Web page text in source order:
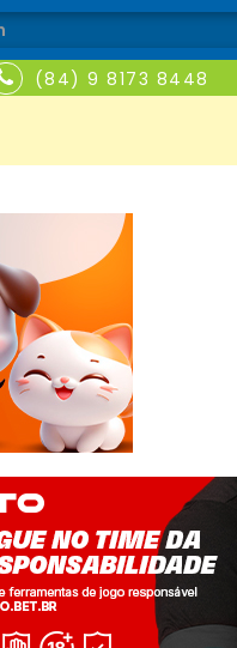
(84) 9 8173 8448